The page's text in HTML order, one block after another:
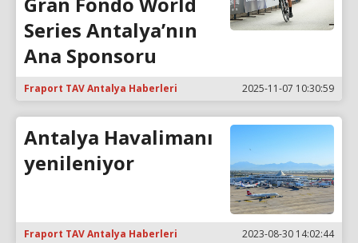
Series Antalya’nın
Ana Sponsoru
Fraport TAV Antalya Haberleri 2025-11-07 10:30:59
Antalya Havalimanı
yenileniyor
Fraport TAV Antalya Haberleri 2023-08-30 14:02:44